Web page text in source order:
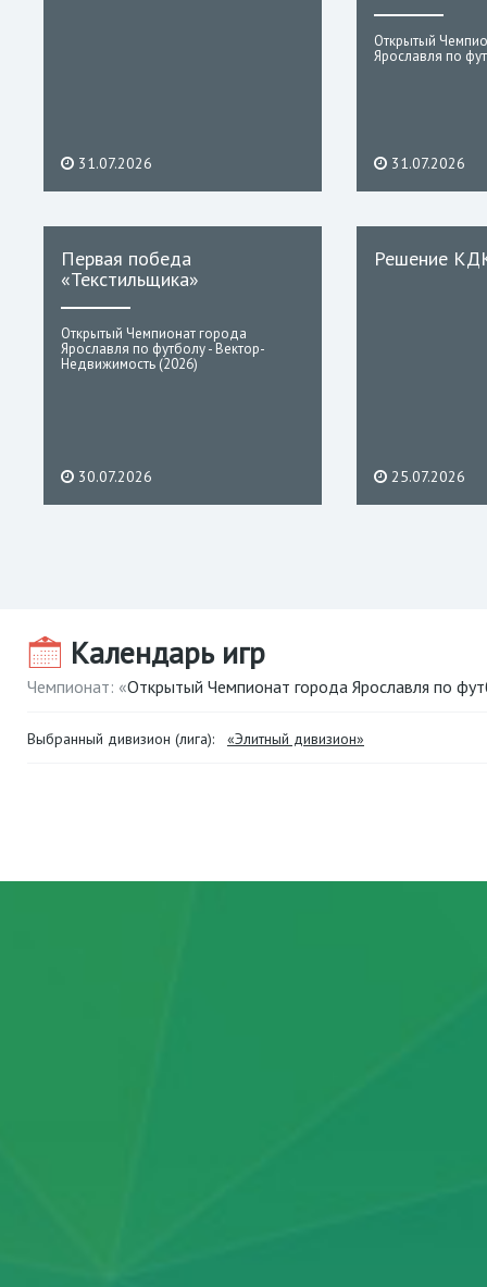
31.07.2026
Открытый
Ярославля по
31.07.2026
Первая победа
«Текстильщика»
Открытый Чемпионат города
Ярославля по футболу - Вектор-
Недвижимость (2026)
30.07.2026
Решение
25.07.2026
Календарь игр
Чемпионат: «Открытый Чемпионат города Ярославля по
Выбранный дивизион (лига): «Элитный дивизион»